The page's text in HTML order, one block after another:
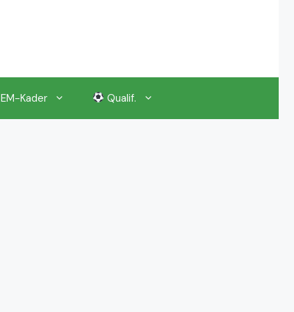
EM-Kader Qualif.